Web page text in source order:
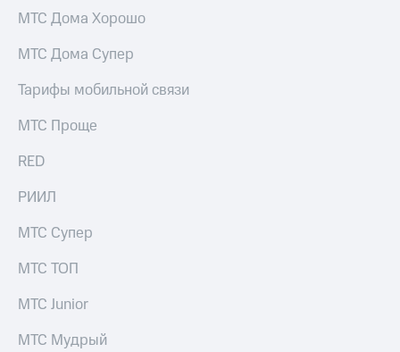
акций
Описание
Программа
приобретения
выкупа
акций
Еврооблигации-2023
о
именных
Другое
МТС Дома Хорошо
МТС Дома Супер
Тарифы мобильной связи
МТС Проще
RED
РИИЛ
МТС Супер
МТС ТОП
МТС Junior
МТС Мудрый